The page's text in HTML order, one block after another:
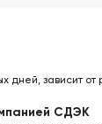
дней, зависит от
СДЭК